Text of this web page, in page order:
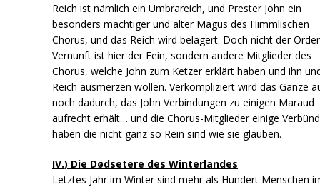
Reich ist nämlich ein Umbrareich, und Prester John ein
besonders mächtiger und alter Magus des Himmlischen
Chorus, und das Reich wird belagert. Doch nicht der
Vernunft ist hier der Fein, sondern andere Mitglieder des
Chorus, welche John zum Ketzer erklärt haben und ihn
Reich ausmerzen wollen. Verkompliziert wird das Ganze
noch dadurch, das John Verbindungen zu einigen Maraud
aufrecht erhält… und die Chorus-Mitglieder einige
haben die nicht ganz so Rein sind wie sie glauben.
IV.) Die Dødsetere des Winterlandes
Letztes Jahr im Winter sind mehr als Hundert Menschen